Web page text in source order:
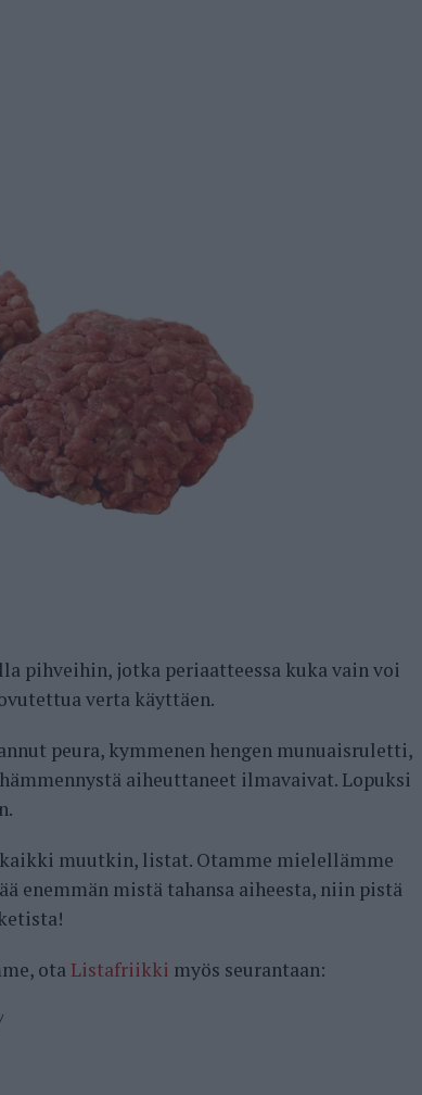
pihveihin, jotka periaatteessa kuka vain voi
verta käyttäen.
peura, kymmenen hengen munuaisruletti,
aiheuttaneet ilmavaivat. Lopuksi
muutkin, listat. Otamme mielellämme
enemmän mistä tahansa aiheesta, niin pistä
ota Listafriikki myös seurantaan: